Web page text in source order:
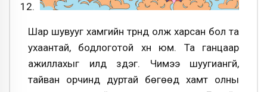
Шар шувууг хамгийн түрүүнд олж харсан бол та
ухаантай, бодлоготой хүн юм. Та ганцаар
ажиллахыг илүүд үздэг. Чимээ шуугиангүй,
тайван орчинд дуртай бөгөөд хамт олны